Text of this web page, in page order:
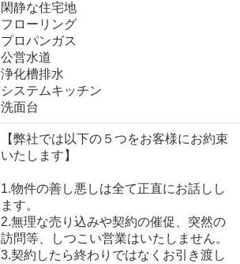
閑静な住宅地
フローリング
プロパンガス
公営水道
浄化槽排水
システムキッチン
洗面台
【弊社では以下の５つをお客様にお約束
いたします】
1.物件の善し悪しは全て正直にお話しし
ます。
2.無理な売り込みや契約の催促、突然の
訪問等、しつこい営業はいたしません。
3.契約したら終わりではなくお引き渡し